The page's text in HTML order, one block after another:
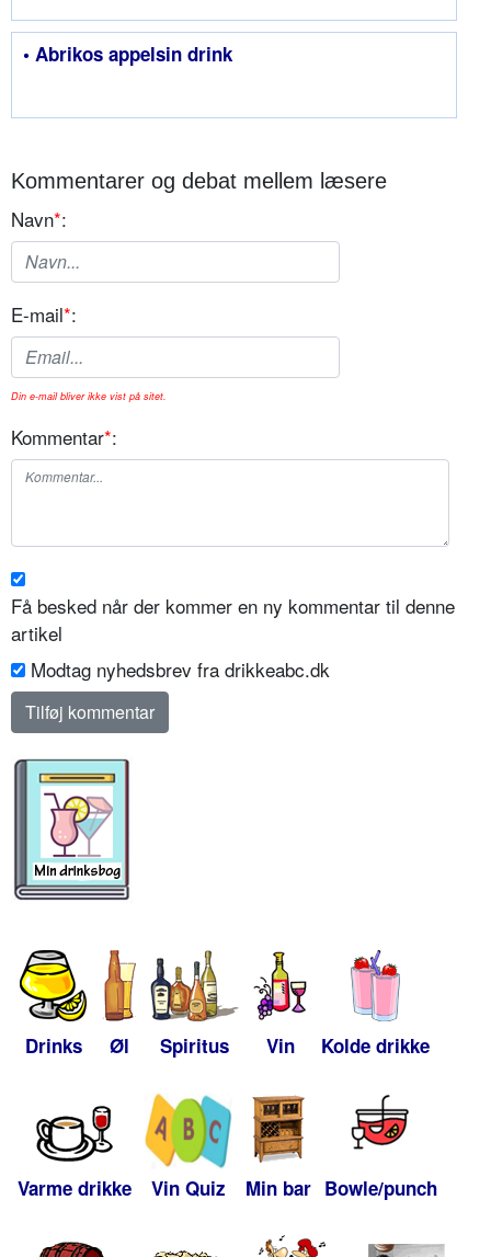
• Abrikos appelsin drink
Kommentarer og debat mellem læsere
Navn*:
E-mail*:
Din e-mail bliver ikke vist på sitet.
Kommentar*:
Få besked når der kommer en ny kommentar til denne
artikel
Modtag nyhedsbrev fra drikkeabc.dk
Drinks Øl Spiritus Vin Kolde drikke
Varme drikke Vin Quiz Min bar Bowle/punch